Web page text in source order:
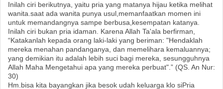
Inilah ciri berikutnya, yaitu pria yang matanya hijau ketika melihat
wanita.saat ada wanita punya usul,memanfaatkan momen ini
untuk memandangnya sampe berbusa,kesempatan katanya.
Inilah ciri bukan pria idaman. Karena Allah Ta'ala berfirman,
“Katakanlah kepada orang laki-laki yang beriman: "Hendaklah
mereka menahan pandanganya, dan memelihara kemaluannya;
yang demikian itu adalah lebih suci bagi mereka, sesungguhnya
Allah Maha Mengetahui apa yang mereka perbuat".” (QS. An Nur:
30)
Hm.bisa kita bayangkan jika besok udah keluarga klo siPria